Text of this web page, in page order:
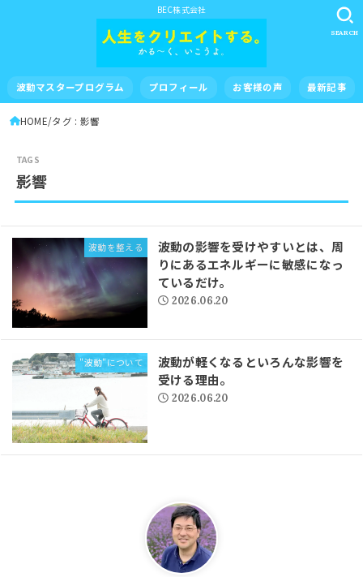
BEC株式会社
波動マスタープログラム プロフィール お客様の声 最新記事
SEARCH
HOME タグ : 影響
影響
波動を整える
波動の影響を受けやすいとは、周
りにあるエネルギーに敏感になっ
ているだけ。
2026.06.20
"波動"について
波動が軽くなるといろんな影響を
受ける理由。
2026.06.20